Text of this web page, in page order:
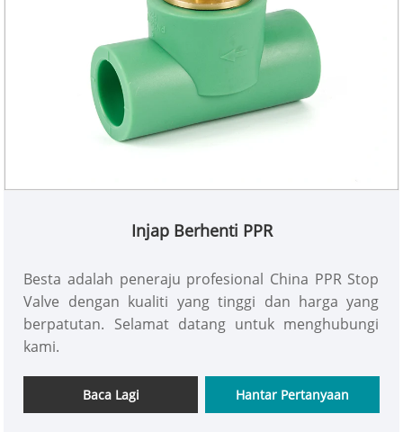
Injap Berhenti PPR
Besta adalah peneraju profesional China PPR Stop
Valve dengan kualiti yang tinggi dan harga yang
berpatutan. Selamat datang untuk menghubungi
kami.
Baca Lagi Hantar Pertanyaan